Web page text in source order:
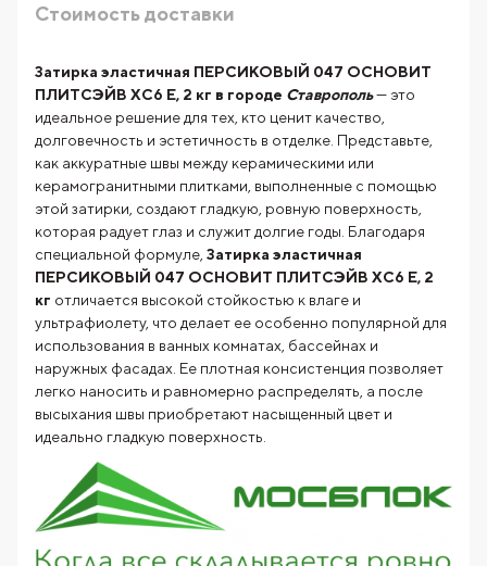
Стоимость доставки
Затирка эластичная ПЕРСИКОВЫЙ 047 ОСНОВИТ
ПЛИТСЭЙВ XC6 Е, 2 кг в городе Ставрополь— это
идеальное решение для тех, кто ценит качество,
долговечность и эстетичность в отделке. Представьте,
как аккуратные швы между керамическими или
керамогранитными плитками, выполненные с помощью
этой затирки, создают гладкую, ровную поверхность,
которая радует глаз и служит долгие годы. Благодаря
специальной формуле, Затирка эластичная
ПЕРСИКОВЫЙ 047 ОСНОВИТ ПЛИТСЭЙВ XC6 Е, 2
кг отличается высокой стойкостью к влаге и
ультрафиолету, что делает ее особенно популярной для
использования в ванных комнатах, бассейнах и
наружных фасадах. Ее плотная консистенция позволяет
легко наносить и равномерно распределять, а после
высыхания швы приобретают насыщенный цвет и
идеально гладкую поверхность.